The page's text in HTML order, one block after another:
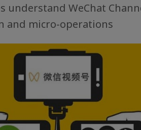
understand WeChat
and micro-operations